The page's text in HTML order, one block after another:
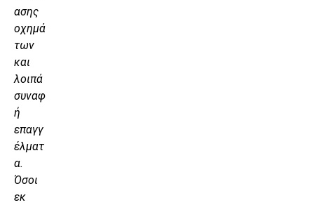
ασης
οχημά
των
και
λοιπά
συναφ
ή
επαγγ
έλματ
α.
Όσοι
εκ